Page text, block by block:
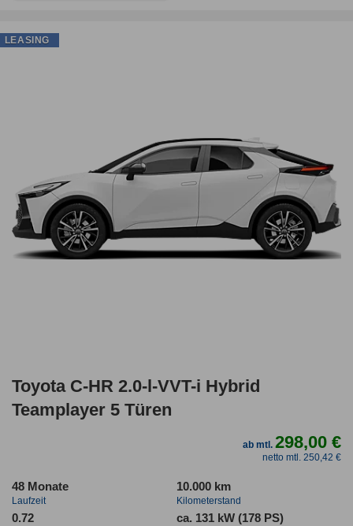
Toyota C-HR 2.0-l-VVT-i Hybrid
Teamplayer 5 Türen
ab mtl.298,00 €
netto mtl. 250,42 €
48 Monate
Laufzeit
10.000 km
Kilometerstand
0.72 ca. 131 kW (178 PS)
LEASING